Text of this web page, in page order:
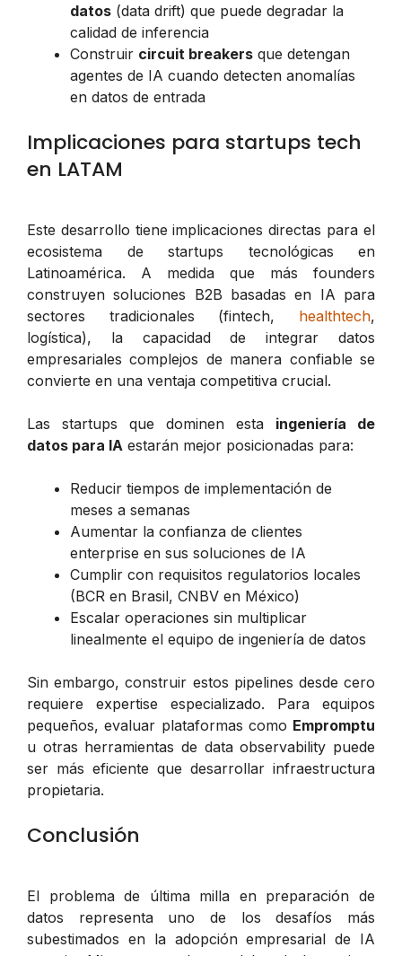
datos (data drift) que puede degradar la
calidad de inferencia
Construir circuit breakers que detengan
agentes de IA cuando detecten anomalías
en datos de entrada
Implicaciones para startups tech
en LATAM
Este desarrollo tiene implicaciones directas para el
ecosistema de startups tecnológicas en
Latinoamérica. A medida que más founders
construyen soluciones B2B basadas en IA para
sectores tradicionales (fintech, healthtech,
logística), la capacidad de integrar datos
empresariales complejos de manera confiable se
convierte en una ventaja competitiva crucial.
Las startups que dominen esta ingeniería de
datos para IA estarán mejor posicionadas para:
Reducir tiempos de implementación de
meses a semanas
Aumentar la confianza de clientes
enterprise en sus soluciones de IA
Cumplir con requisitos regulatorios locales
(BCR en Brasil, CNBV en México)
Escalar operaciones sin multiplicar
linealmente el equipo de ingeniería de datos
Sin embargo, construir estos pipelines desde cero
requiere expertise especializado. Para equipos
pequeños, evaluar plataformas como Empromptu
u otras herramientas de data observability puede
ser más eficiente que desarrollar infraestructura
propietaria.
Conclusión
El problema de última milla en preparación de
datos representa uno de los desafíos más
subestimados en la adopción empresarial de IA